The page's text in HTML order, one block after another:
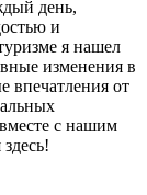
день,
и
я нашел
изменения в
впечатления от
с нашим